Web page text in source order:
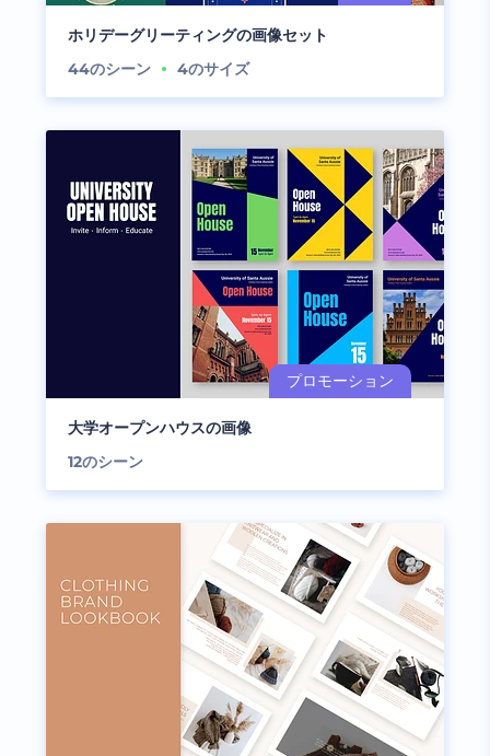
ホリデーグリーティングの画像セット
44のシーン 4のサイズ
大学オープンハウスの画像
12のシーン